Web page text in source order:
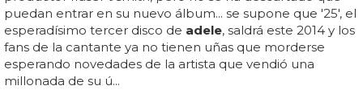
puedan entrar en su nuevo álbum... se supone que '25', el
esperadísimo tercer disco de adele, saldrá este 2014 y los
fans de la cantante ya no tienen uñas que morderse
esperando novedades de la artista que vendió una
millonada de su ú...